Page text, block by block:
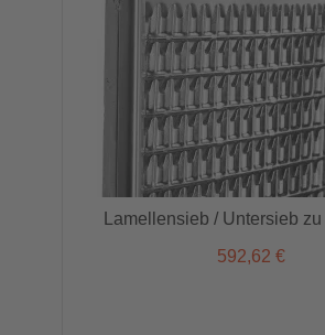
Lamellensieb / Untersieb
592,62 €